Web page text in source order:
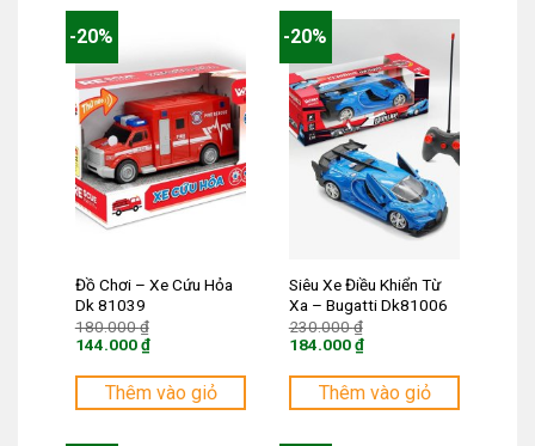
-20%
Đồ Chơi – Xe Cứu Hỏa
Dk 81039
180.000₫
180.000 ₫.
144.000₫
hiện
là:
Thêm vào giỏ
-20%
Siêu Xe Điều Khiển Từ
Xa – Bugatti Dk81006
230.000₫
230.000 ₫.
184.000₫
hiện
là:
Thêm vào giỏ